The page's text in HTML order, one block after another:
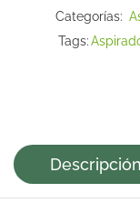
Categorías:
Tags:
Descripción